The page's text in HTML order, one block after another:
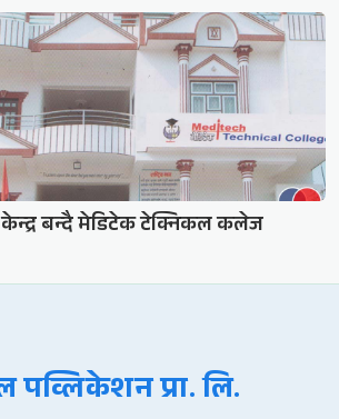
केन्द्र बन्दै मेडिटेक टेक्निकल कलेज
पव्लिकेशन प्रा. लि.